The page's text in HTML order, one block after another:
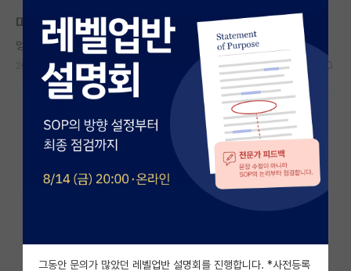
국내대학원 정보
연구실&오픈랩
커뮤니티
커뮤니티 홈
전체글보기
베스트 게시판
자유 게시판(아무개랩)
미국 석사 과정 가는거면서 은근히 박사과정인척
멍때리는 어니스트 헤밍웨이*
2024.06.15
17 6864
그동안 문의가 많았던 레벨업반 설명회를 진행합니다. *사전등록